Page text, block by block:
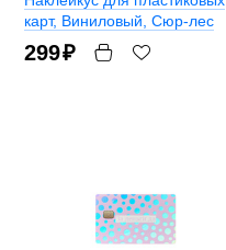
карт, Виниловый, Сюр-лес
299₽